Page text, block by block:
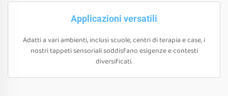
Applicazioni versatili
Adatti a vari ambienti, inclusi scuole, centri di terapia e case, i
nostri tappeti sensoriali soddisfano esigenze e contesti
diversificati.